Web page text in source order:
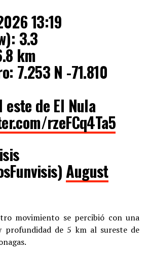
13:19
3.3
km
7.253 N -71.810
este de El Nula
rzeFCq4Ta5
August
movimiento se percibió con una
profundidad de 5 km al sureste de